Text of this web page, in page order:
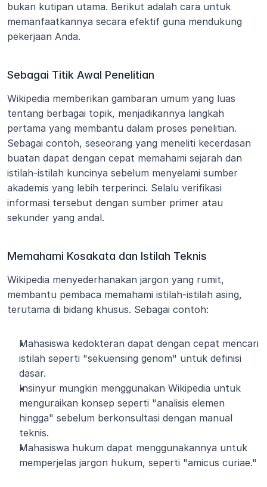
bukan kutipan utama. Berikut adalah cara untuk
memanfaatkannya secara efektif guna mendukung
pekerjaan Anda.
Sebagai Titik Awal Penelitian
Wikipedia memberikan gambaran umum yang luas
tentang berbagai topik, menjadikannya langkah
pertama yang membantu dalam proses penelitian.
Sebagai contoh, seseorang yang meneliti kecerdasan
buatan dapat dengan cepat memahami sejarah dan
istilah-istilah kuncinya sebelum menyelami sumber
akademis yang lebih terperinci. Selalu verifikasi
informasi tersebut dengan sumber primer atau
sekunder yang andal.
Memahami Kosakata dan Istilah Teknis
Wikipedia menyederhanakan jargon yang rumit,
membantu pembaca memahami istilah-istilah asing,
terutama di bidang khusus. Sebagai contoh:
Mahasiswa kedokteran dapat dengan cepat mencari
istilah seperti "sekuensing genom" untuk definisi
dasar.
Insinyur mungkin menggunakan Wikipedia untuk
menguraikan konsep seperti "analisis elemen
hingga" sebelum berkonsultasi dengan manual
teknis.
Mahasiswa hukum dapat menggunakannya untuk
memperjelas jargon hukum, seperti "amicus curiae."